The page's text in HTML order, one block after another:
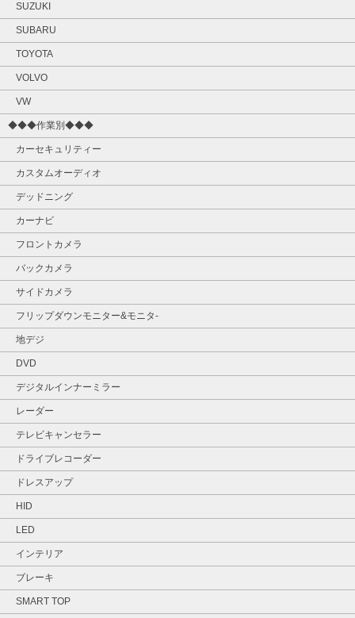
SUZUKI
SUBARU
TOYOTA
VOLVO
VW
◆◆◆作業別◆◆◆
カーセキュリティー
カスタムオーディオ
デッドニング
カーナビ
フロントカメラ
バックカメラ
サイドカメラ
フリップダウンモニター&モニタ‐
地デジ
DVD
デジタルインナーミラー
レーダー
テレビキャンセラー
ドライブレコーダー
ドレスアップ
HID
LED
インテリア
ブレーキ
SMART TOP